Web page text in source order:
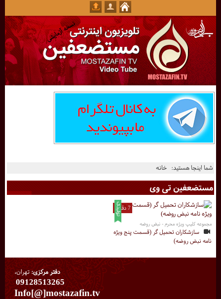
شما اینجا هستید:خانه
مستضعفین تی وی
7 دقیقه
مجموعه کلیپ ویژه محرم - نبض روضه
سازشکاران تحمیل گر (قسمت پنج ویژه
نامه نبض روضه)
دفتر مرکزی:تهران،
09128513265
Info[@]mostazafin.tv